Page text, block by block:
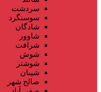
سردشت
سوسنگرد
شادگان
شاوور
شرافت
شوش
شوشتر
شیبان
صالح شهر